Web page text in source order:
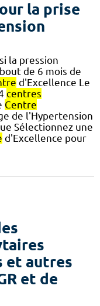
la prise
si la pression
de 6 mois de
d'Excellence Le
centres
Centre
de l'Hypertension
Sélectionnez une
d'Excellence pour
et autres
et de